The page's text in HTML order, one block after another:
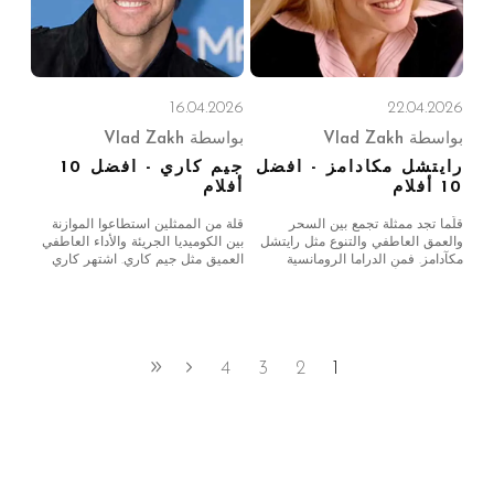
إلى الأفلام التي تبلغ ميزانيتها مليارات
الدولارات
الرئيسي: 2017، من 1 إلى 2 مليون
دولار أمريكي، فيلم سبايدر مان: العودة
للوطن
22.04.2026
بواسطة Vlad Zakh
رايتشل مكآدامز - أفضل
10 أفلام
قلّما تجد ممثلة تجمع بين السحر
والعمق العاطفي والتنوع مثل رايتشل
مكآدامز. فمن الدراما الرومانسية
16.04.2026
بواسطة Vlad Zakh
جيم كاري - أفضل 10
أفلام
قلة من الممثلين استطاعوا الموازنة
بين الكوميديا الجريئة والأداء العاطفي
العميق مثل جيم كاري. اشتهر كاري
2
3
4